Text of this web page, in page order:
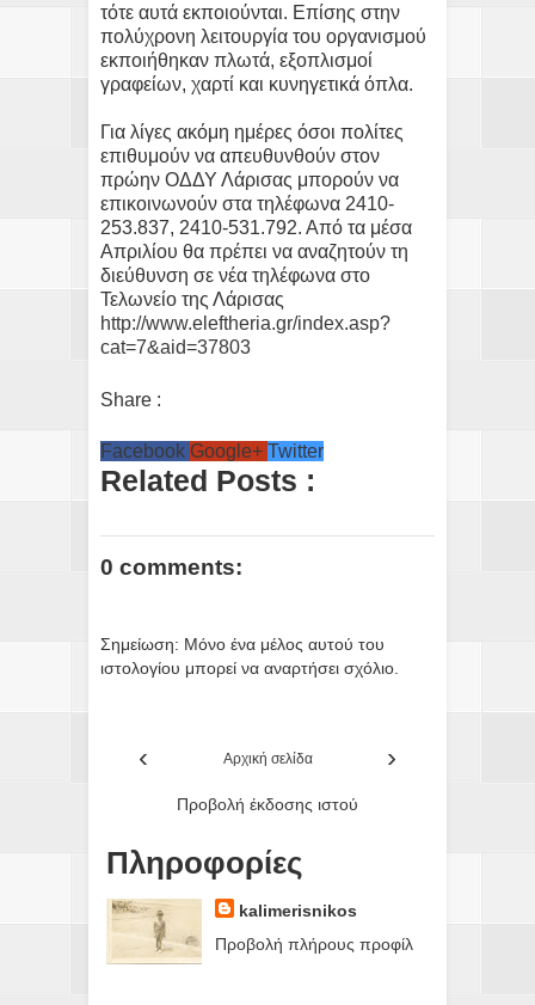
τότε αυτά εκποιούνται. Επίσης στην
πολύχρονη λειτουργία του οργανισμού
εκποιήθηκαν πλωτά, εξοπλισμοί
γραφείων, χαρτί και κυνηγετικά όπλα.
Για λίγες ακόμη ημέρες όσοι πολίτες
επιθυμούν να απευθυνθούν στον
πρώην ΟΔΔΥ Λάρισας μπορούν να
επικοινωνούν στα τηλέφωνα 2410-
253.837, 2410-531.792. Από τα μέσα
Απριλίου θα πρέπει να αναζητούν τη
διεύθυνση σε νέα τηλέφωνα στο
Τελωνείο της Λάρισας
http://www.eleftheria.gr/index.asp?
cat=7&aid=37803
Share :
Facebook Google+ Twitter
Related Posts :
0 comments:
Σημείωση: Μόνο ένα μέλος αυτού του
ιστολογίου μπορεί να αναρτήσει σχόλιο.
‹ ›
Αρχική σελίδα
Προβολή έκδοσης ιστού
Πληροφορίες
kalimerisnikos
Προβολή πλήρους προφίλ